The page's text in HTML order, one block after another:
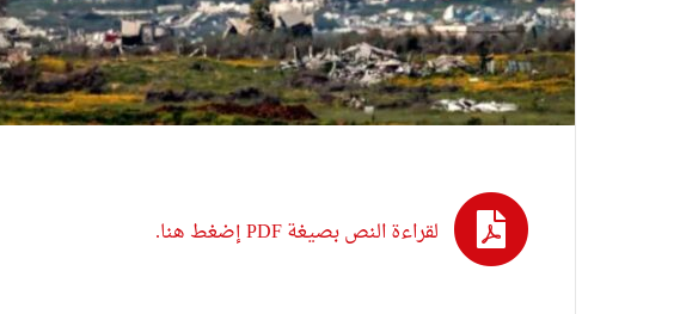
لقراءة النص بصيغة PDF إضغط هنا.